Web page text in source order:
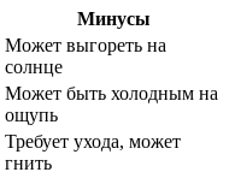
Минусы
Может выгореть на
солнце
Может быть холодным на
ощупь
Требует ухода, может
гнить